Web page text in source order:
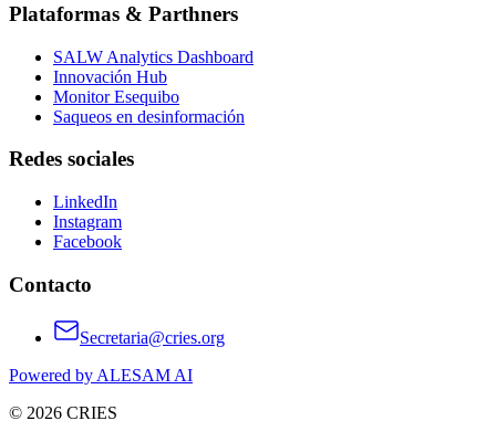
Plataformas & Parthners
SALW Analytics Dashboard
Innovación Hub
Monitor Esequibo
Saqueos en desinformación
Redes sociales
LinkedIn
Instagram
Facebook
Contacto
Secretaria@cries.org
Powered by ALESAM AI
© 2026 CRIES